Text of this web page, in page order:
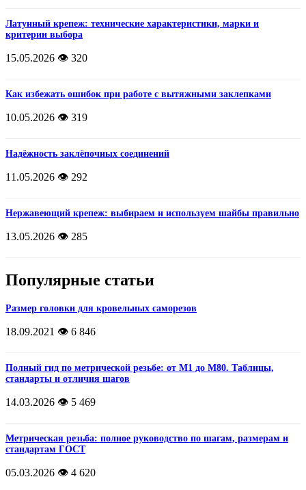
Латунный крепеж: технические характеристики, марки и
критерии выбора
15.05.2026 👁️ 320
Как избежать ошибок при работе с вытяжными заклепками
10.05.2026 👁️ 319
Надёжность заклёпочных соединений
11.05.2026 👁️ 292
Нержавеющий крепеж: выбираем и используем шайбы правильно
13.05.2026 👁️ 285
Популярные статьи
Размер головки для кровельных саморезов
18.09.2021 👁️ 6 846
Полный гид по метрической резьбе: от М1 до М80. Таблицы,
стандарты и отличия шагов
14.03.2026 👁️ 5 469
Метрическая резьба: полное руководство по шагам, размерам и
стандартам ГОСТ
05.03.2026 👁️ 4 620